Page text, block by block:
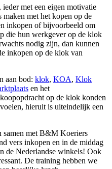
met een eigen motivatie
met het kopen op de
inkopen of bijvoorbeeld om
die hun werkgever op de klok
nodig zijn, dan kunnen
inkopen op de klok van
aan bod: klok, KOA, Klok
en het
op de klok konden
hieruit is uiteindelijk een
samen met B&M Koeriers
vers inkopen en in de middag
de Nederlandse winkels! Ook
De training hebben we